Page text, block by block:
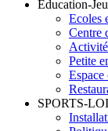
Education-
Ecoles
Centre
Petite
Espace
SPORTS-